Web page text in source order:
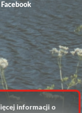
informacji o